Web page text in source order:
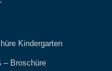
Kindergarten
– Broschüre